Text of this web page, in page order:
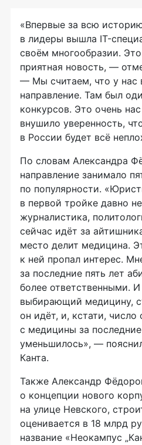
«Впервые за всю
в лидеры вышла IT-
своём многообразии.
приятная новость, —
— Мы считаем, что у нас
направление. Там был
конкурсов. Это очень
внушило уверенность,
в России будет всё
По словам Александра
направление занимало
по популярности.
в первой тройке давно
журналистика,
сейчас идёт за
место делит медицина.
к ней пропал интерес.
за последние пять лет
более ответственными. И
выбирающий медицину,
он идёт, и, кстати,
с медицины за
уменьшилось», —
Канта.
Также Александр
о концепции нового
на улице Невского,
оценивается в 18 млрд
название «Неокампус